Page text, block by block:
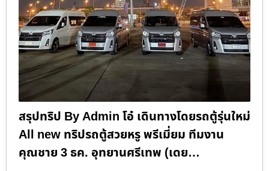
สรุปทริป By Admin โอ๋ เดินทางโดยรถตู้รุ่นใหม่
All new ทริปรถตู้สวยหรู พรีเมี่ยม ทีมงาน
คุณชาย 3 ธค. อุทยานศรีเทพ (เดย…